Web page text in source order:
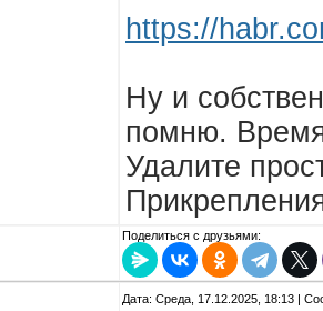
https://
Ну и
помню. Время
Удалите
Поделиться с друзьями:
Дата: Среда, 17.12.2025, 18:13 |